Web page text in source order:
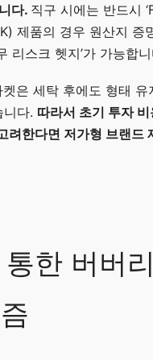
다. 직구 시에는 반드시
제품의 경우 원산지 증
리스크 헷지’가 가능합
은 세탁 후에도 형태 유
다. 따라서 초기 투자
한다면 저가형 브랜드
한 버버